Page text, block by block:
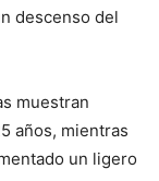
descenso del
muestran
años, mientras
un ligero